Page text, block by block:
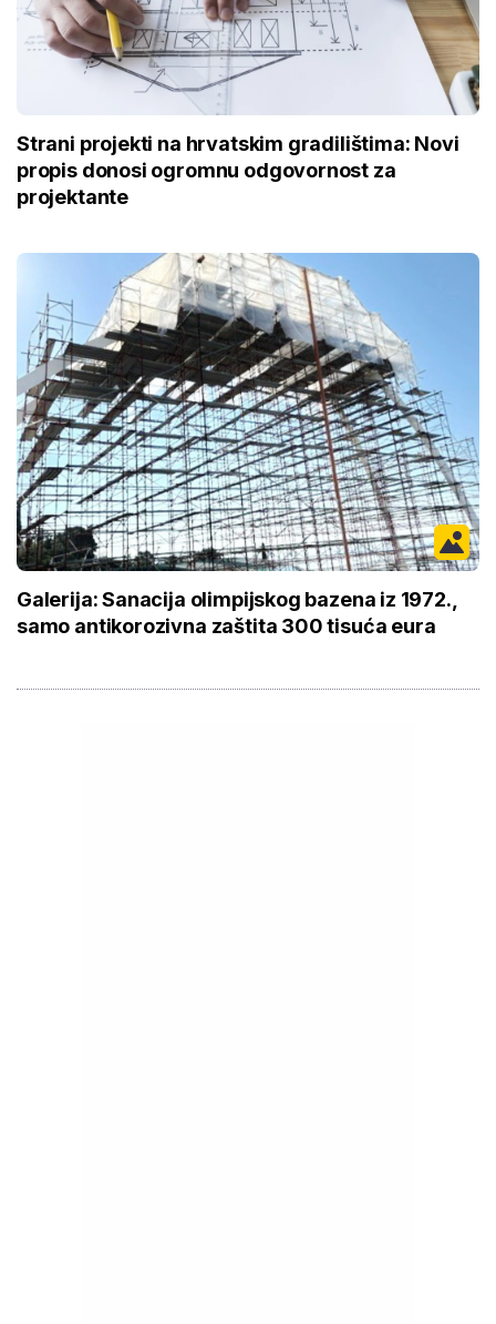
Strani projekti na hrvatskim gradilištima: Novi
propis donosi ogromnu odgovornost za
projektante
Galerija: Sanacija olimpijskog bazena iz 1972.,
samo antikorozivna zaštita 300 tisuća eura